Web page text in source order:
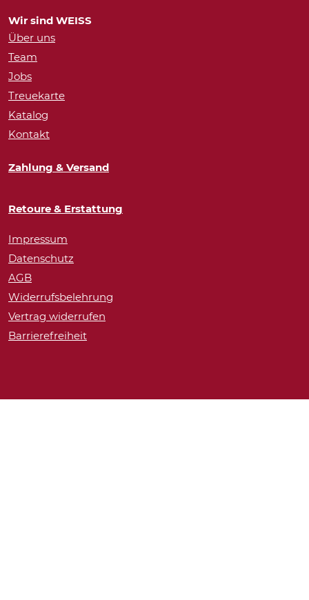
Wir sind WEISS
Über uns
Team
Jobs
Treuekarte
Katalog
Kontakt
Zahlung & Versand
Retoure & Erstattung
Impressum
Datenschutz
AGB
Widerrufsbelehrung
Vertrag widerrufen
Barrierefreiheit